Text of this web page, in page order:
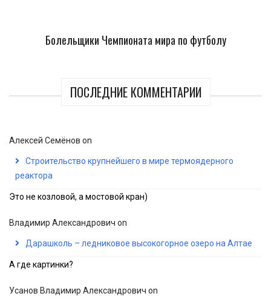
Болельщики Чемпионата мира по футболу
ПОСЛЕДНИЕ КОММЕНТАРИИ
Алексей Семёнов on
Строительство крупнейшего в мире термоядерного
реактора
Это не козловой, а мостовой кран)
Владимир Александрович on
Дарашколь – ледниковое высокогорное озеро на Алтае
А где картинки?
Усанов Владимир Александрович on